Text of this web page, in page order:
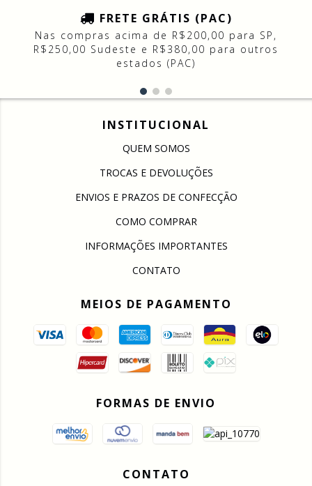
FRETE GRÁTIS (PAC)
Nas compras acima de R$200,00 para SP,
R$250,00 Sudeste e R$380,00 para outros
estados (PAC)
INSTITUCIONAL
QUEM SOMOS
TROCAS E DEVOLUÇÕES
ENVIOS E PRAZOS DE CONFECÇÃO
COMO COMPRAR
INFORMAÇÕES IMPORTANTES
CONTATO
MEIOS DE PAGAMENTO
FORMAS DE ENVIO
CONTATO